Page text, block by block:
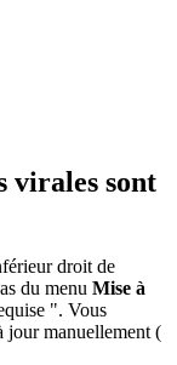
virales sont
droit de
du menu Mise à
". Vous
jour manuellement (